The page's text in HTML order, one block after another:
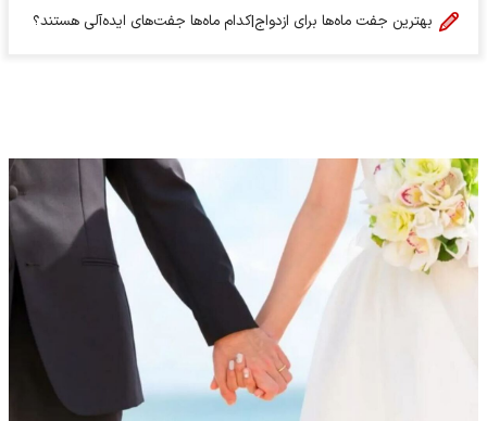
بهترین جفت ماه‌ها برای ازدواج|کدام ماه‌ها جفت‌های ایده‌آلی هستند؟